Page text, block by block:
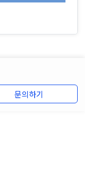
문의하기